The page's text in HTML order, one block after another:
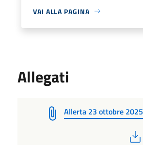
VAI ALLA PAGINA
Allegati
Allerta 23 ottobre 2025